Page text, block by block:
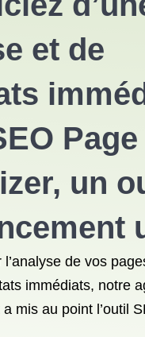
et de
Page
un
de vos
immédiats, notre
a mis au point l’outil